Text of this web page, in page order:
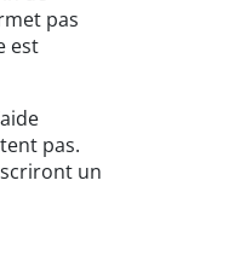
pas
est
pas.
un